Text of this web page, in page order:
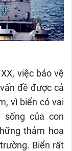
việc bảo vệ
đề được cả
vì biển có vai
của con
thảm hoạ
Biển rất